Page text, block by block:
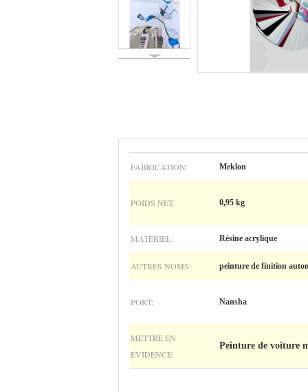
FABRICATION: Meklon
POIDS NET: 0,95 kg
MATÉRIEL: Résine acrylique
AUTRES NOMS: peinture de finition
PORT: Nansha
METTRE EN
ÉVIDENCE:
Peinture de voiture